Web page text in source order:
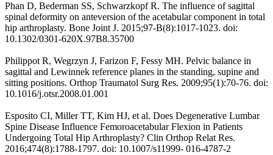
Phan D, Bederman SS, Schwarzkopf R. The influence of sagittal
spinal deformity on anteversion of the acetabular component in total
hip arthroplasty. Bone Joint J. 2015;97-B(8):1017-1023. doi:
10.1302/0301-620X.97B8.35700
Philippot R, Wegrzyn J, Farizon F, Fessy MH. Pelvic balance in
sagittal and Lewinnek reference planes in the standing, supine and
sitting positions. Orthop Traumatol Surg Res. 2009;95(1):70-76. doi:
10.1016/j.otsr.2008.01.001
Esposito CI, Miller TT, Kim HJ, et al. Does Degenerative Lumbar
Spine Disease Influence Femoroacetabular Flexion in Patients
Undergoing Total Hip Arthroplasty? Clin Orthop Relat Res.
2016;474(8):1788-1797. doi: 10.1007/s11999- 016-4787-2